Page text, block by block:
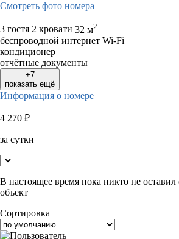
Смотреть фото номера
3 гостя 2 кровати 32 м2
беспроводной интернет Wi-Fi
кондиционер
отчётные документы
+7
показать ещё
Информация о номере
4 270 ₽
за сутки
В настоящее время пока никто не
объект
Сортировка